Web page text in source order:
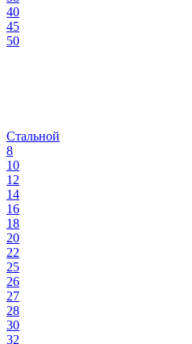
40
45
50
Стальной
8
10
12
14
16
18
20
22
25
26
27
28
30
32